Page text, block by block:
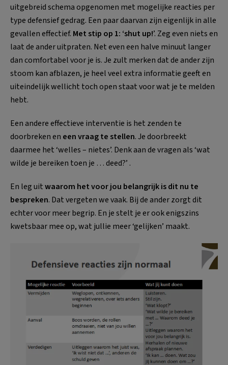
uitgebreid schema opgenomen met mogelijke reacties per
type defensief gedrag. Een paar daarvan zijn eigenlijk in alle
gevallen effectief. Met stip op 1: ‘shut up!’. Zeg even niets en
laat de ander uitpraten. Net even een halve minuut langer
dan comfortabel voor je is. Je zult merken dat de ander zijn
stoom kan afblazen, je heel veel extra informatie geeft en
uiteindelijk wellicht toch open staat voor wat je te melden
hebt.
Een andere effectieve interventie is het zenden te
doorbreken en een vraag te stellen. Je doorbreekt
daarmee het ‘welles – nietes’. Denk aan de vragen als ‘wat
wilde je bereiken toen je … deed?’ .
En leg uitwaarom het voor jou belangrijk is dit nu te
bespreken. Dat vergeten we vaak. Bij de ander zorgt dit
echter voor meer begrip. En je stelt je er ook enigszins
kwetsbaar mee op, wat jullie meer ‘gelijken’ maakt.